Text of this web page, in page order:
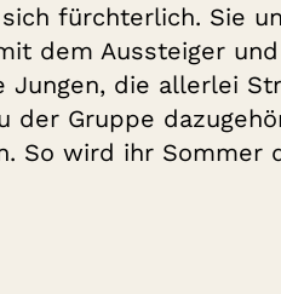
fürchterlich. Sie
dem Aussteiger und
die allerlei
der Gruppe
So wird ihr Sommer